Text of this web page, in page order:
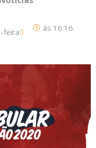
feira às 16:16